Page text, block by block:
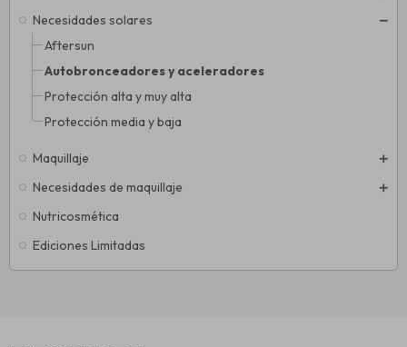
Necesidades solares
Aftersun
Autobronceadores y aceleradores
Protección alta y muy alta
Protección media y baja
Maquillaje
Necesidades de maquillaje
Nutricosmética
Ediciones Limitadas